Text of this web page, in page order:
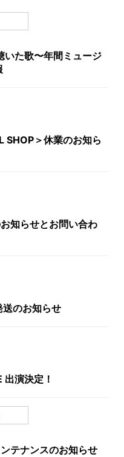
た歌〜年間ミュージ
SHOP＞休業のお知ら
知らせとお問い合わ
のお知らせ
演決定！
テナンスのお知らせ